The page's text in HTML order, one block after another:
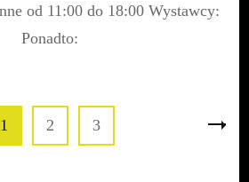
|
od 11:00 do 18:00 Wystawcy:
Ponadto:
Page
1 Page
2 Page
3